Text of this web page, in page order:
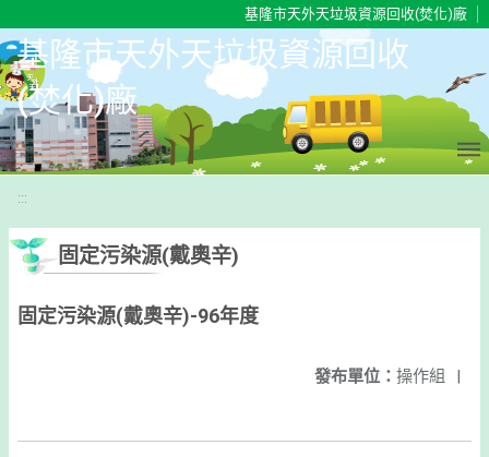
基隆市天外天垃圾資源回收(焚化)廠
基隆市天外天垃圾資源回收
(焚化)廠
:::
固定污染源(戴奧辛)
固定污染源(戴奧辛)-96年度
發布單位： 操作組 |